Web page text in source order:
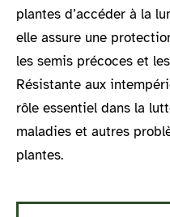
plantes d’accéder à la
elle assure une
les semis précoces et
Résistante aux
rôle essentiel dans la
maladies et autres
plantes.